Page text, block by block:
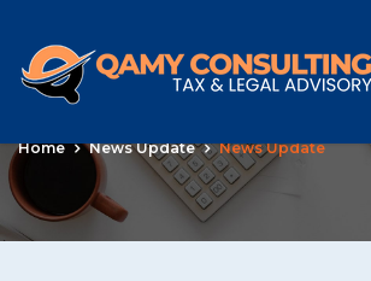
Category:News
Home News Update News Update